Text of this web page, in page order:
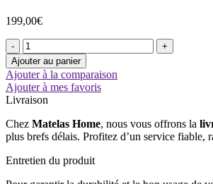
199,00€
quantité
de
Table
Basse
Zora
Ajouter au panier
Ajouter à la comparaison
Ajouter à mes favoris
Livraison
Chez Matelas Home, nous vous offrons la
plus brefs délais. Profitez d’un service fiable,
Entretien du produit